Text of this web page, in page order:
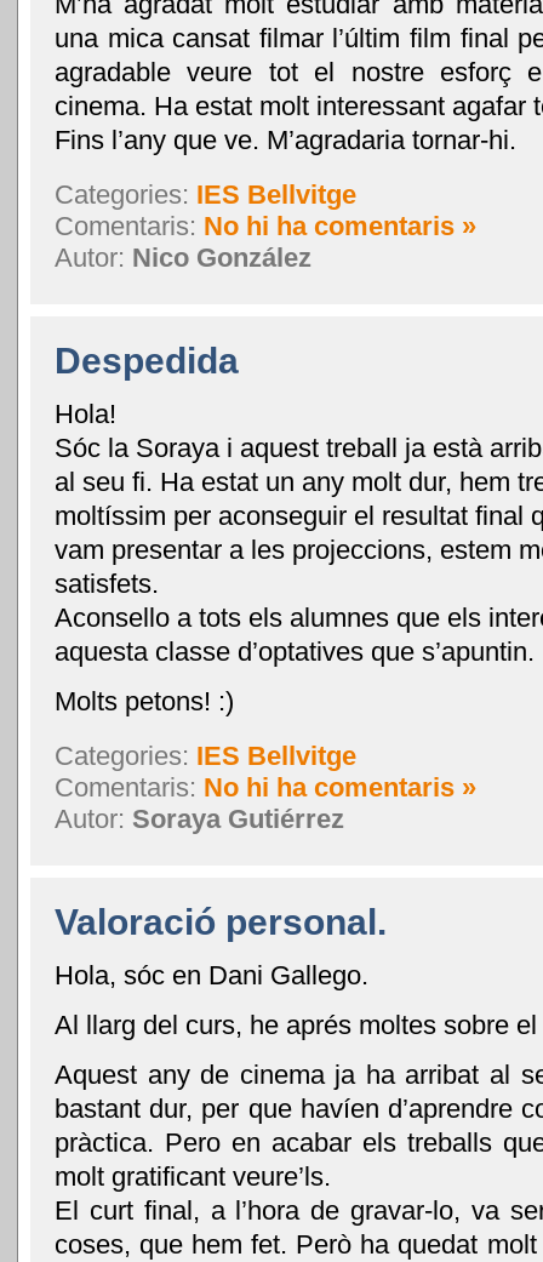
una mica cansat filmar l’últim film final
agradable veure tot el nostre esforç
cinema. Ha estat molt interessant agafar
Fins l’any que ve. M’agradaria tornar-hi.
Categories: IES Bellvitge
Comentaris: No hi ha comentaris »
Autor: Nico González
Despedida
Hola!
Sóc la Soraya i aquest treball ja està
al seu fi. Ha estat un any molt dur, hem
moltíssim per aconseguir el resultat final
vam presentar a les projeccions, estem
satisfets.
Aconsello a tots els alumnes que els
aquesta classe d’optatives que s’apuntin.
Molts petons! :)
Categories: IES Bellvitge
Comentaris: No hi ha comentaris »
Autor: Soraya Gutiérrez
Valoració personal.
Hola, sóc en Dani Gallego.
Al llarg del curs, he aprés moltes sobre
Aquest any de cinema ja ha arribat al
bastant dur, per que havíen d’aprendre
pràctica. Pero en acabar els treballs
molt gratificant veure’ls.
El curt final, a l’hora de gravar-lo, va
coses, que hem fet. Però ha quedat